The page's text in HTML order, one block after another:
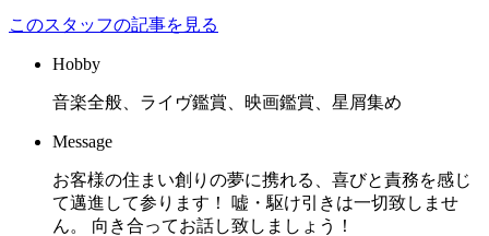
このスタッフの記事を見る
Hobby
音楽全般、ライヴ鑑賞、映画鑑賞、星屑集め
Message
お客様の住まい創りの夢に携れる、喜びと責務を感じ
て邁進して参ります！ 嘘・駆け引きは一切致しませ
ん。 向き合ってお話し致しましょう！